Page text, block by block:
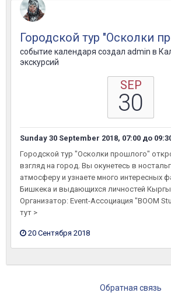
Городской тур "Осколки
событие календаря создал admin в
экскурсий
SEP
30
Sunday 30 September 2018, 07:00 до
Городской тур "Осколки прошлого"
взгляд на город. Вы окунетесь в
атмосферу и узнаете много интересных
Бишкека и выдающихся личностей
Организатор: Event-Ассоциация "BOOM
тут >
20 Сентября 2018
Обратная связь